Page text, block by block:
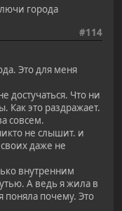
города
#114
Это для меня
достучаться. Что ни
Как это раздражает.
совсем.
не слышит. и
даже не
внутренним
А ведь я жила в
поняла почему. Это